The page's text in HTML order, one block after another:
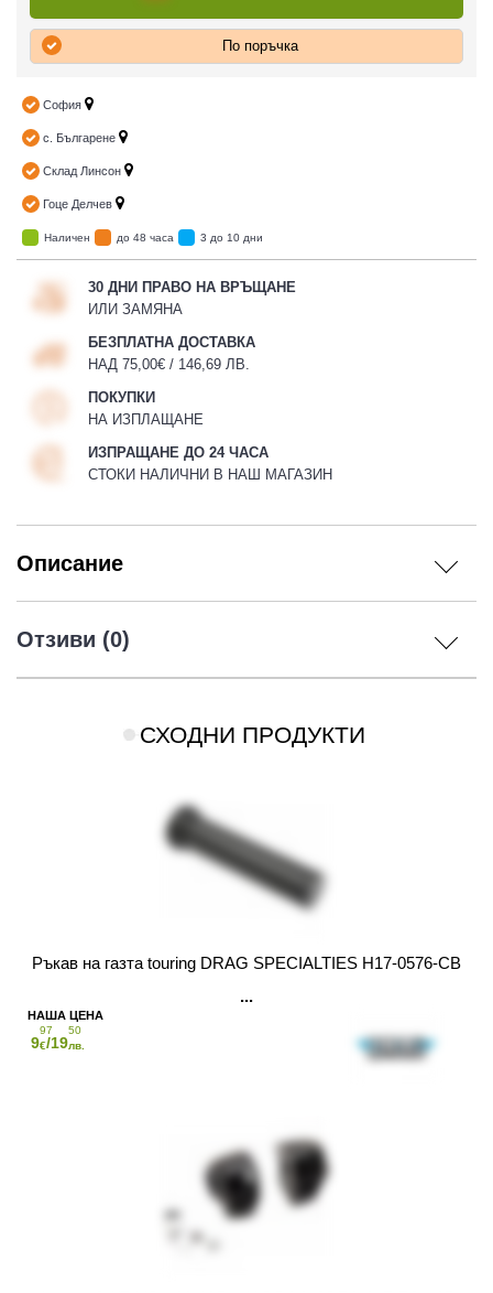
По поръчка
София
с. Българене
Склад Линсон
Гоце Делчев
Наличен до 48 часа 3 до 10 дни
30 ДНИ ПРАВО НА ВРЪЩАНЕ
ИЛИ ЗАМЯНА
БЕЗПЛАТНА ДОСТАВКА
НАД 75,00€ / 146,69 ЛВ.
ПОКУПКИ
НА ИЗПЛАЩАНЕ
ИЗПРАЩАНЕ ДО 24 ЧАСА
СТОКИ НАЛИЧНИ В НАШ МАГАЗИН
Описание
Отзиви (0)
СХОДНИ ПРОДУКТИ
Ръкав на газта touring DRAG SPECIALTIES H17-0576-CB
9
97
€/19
50
лв.